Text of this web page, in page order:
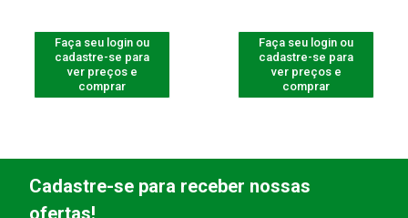
Faça seu login ou
cadastre-se para
ver preços e
comprar
Faça seu login ou
cadastre-se para
ver preços e
comprar
Cadastre-se para receber nossas
ofertas!